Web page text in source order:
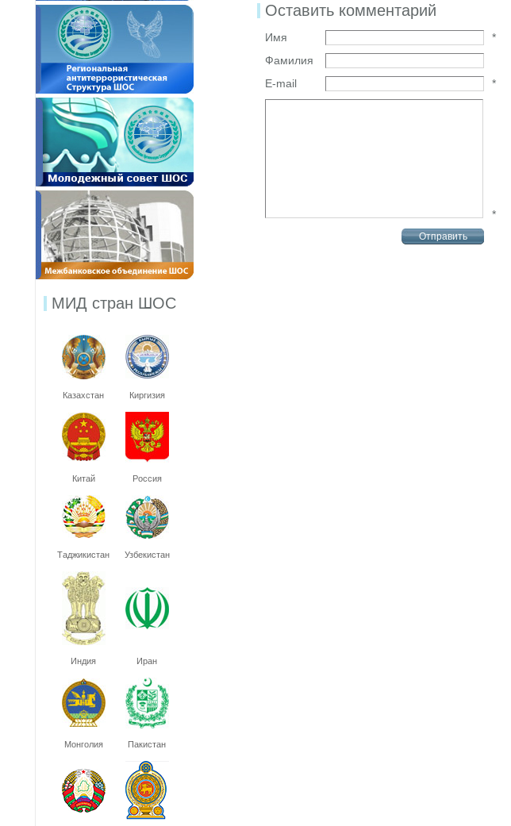
МИД стран ШОС
Казахстан Киргизия
Китай Россия
Таджикистан Узбекистан
Индия Иран
Монголия Пакистан
Оставить комментарий
Имя
*
Фамилия
E-mail
*
*